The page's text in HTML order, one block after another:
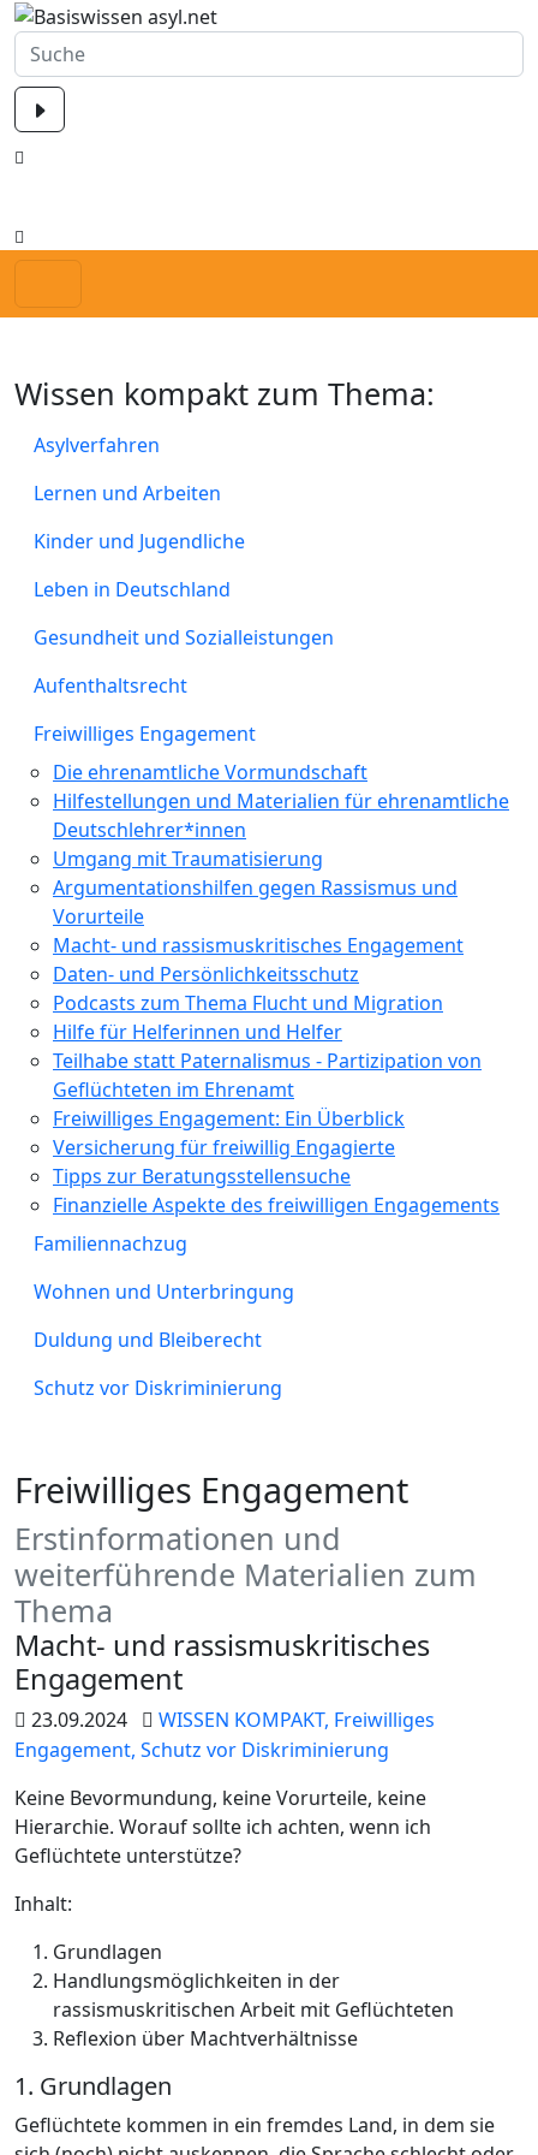
Wissen kompakt zum Thema:
Asylverfahren
Lernen und Arbeiten
Kinder und Jugendliche
Leben in Deutschland
Gesundheit und Sozialleistungen
Aufenthaltsrecht
Freiwilliges Engagement
Die ehrenamtliche Vormundschaft
Hilfestellungen und Materialien für ehrenamtliche
Deutschlehrer*innen
Umgang mit Traumatisierung
Argumentationshilfen gegen Rassismus und
Vorurteile
Macht- und rassismuskritisches Engagement
Daten- und Persönlichkeitsschutz
Podcasts zum Thema Flucht und Migration
Hilfe für Helferinnen und Helfer
Teilhabe statt Paternalismus - Partizipation von
Geflüchteten im Ehrenamt
Freiwilliges Engagement: Ein Überblick
Versicherung für freiwillig Engagierte
Tipps zur Beratungsstellensuche
Finanzielle Aspekte des freiwilligen Engagements
Familiennachzug
Wohnen und Unterbringung
Duldung und Bleiberecht
Schutz vor Diskriminierung
Freiwilliges Engagement
Erstinformationen und
weiterführende Materialien zum
Thema
Macht- und rassismuskritisches
Engagement
23.09.2024 WISSEN KOMPAKT, Freiwilliges
Engagement, Schutz vor Diskriminierung
Keine Bevormundung, keine Vorurteile, keine
Hierarchie. Worauf sollte ich achten, wenn ich
Geflüchtete unterstütze?
Inhalt:
Grundlagen
Handlungsmöglichkeiten in der
rassismuskritischen Arbeit mit Geflüchteten
Reflexion über Machtverhältnisse
1. Grundlagen
Geflüchtete kommen in ein fremdes Land, in dem sie